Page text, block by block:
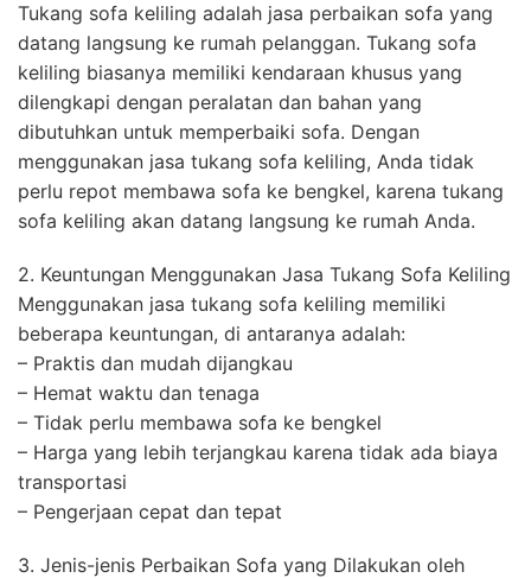
Tukang sofa keliling adalah jasa perbaikan sofa yang
datang langsung ke rumah pelanggan. Tukang sofa
keliling biasanya memiliki kendaraan khusus yang
dilengkapi dengan peralatan dan bahan yang
dibutuhkan untuk memperbaiki sofa. Dengan
menggunakan jasa tukang sofa keliling, Anda tidak
perlu repot membawa sofa ke bengkel, karena tukang
sofa keliling akan datang langsung ke rumah Anda.
2. Keuntungan Menggunakan Jasa Tukang Sofa Keliling
Menggunakan jasa tukang sofa keliling memiliki
beberapa keuntungan, di antaranya adalah:
– Praktis dan mudah dijangkau
– Hemat waktu dan tenaga
– Tidak perlu membawa sofa ke bengkel
– Harga yang lebih terjangkau karena tidak ada biaya
transportasi
– Pengerjaan cepat dan tepat
3. Jenis-jenis Perbaikan Sofa yang Dilakukan oleh